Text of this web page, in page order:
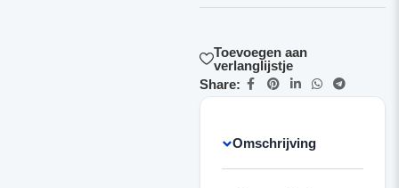
Toevoegen aan
verlanglijstje
Share:
Omschrijving